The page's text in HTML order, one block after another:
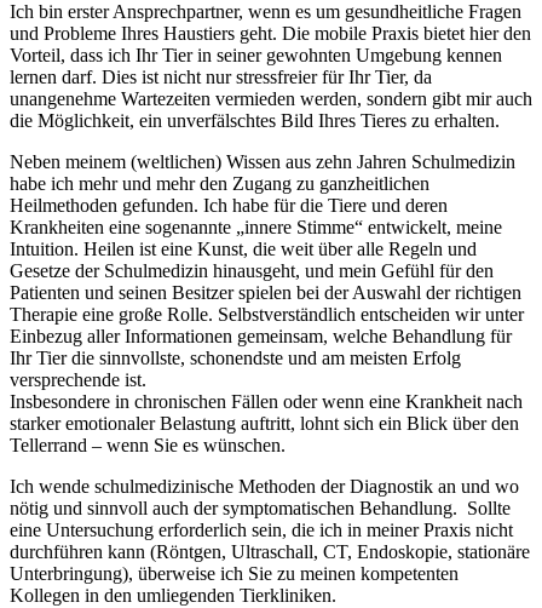
Ich bin erster Ansprechpartner, wenn es um gesundheitliche Fragen
und Probleme Ihres Haustiers geht. Die mobile Praxis bietet hier den
Vorteil, dass ich Ihr Tier in seiner gewohnten Umgebung kennen
lernen darf. Dies ist nicht nur stressfreier für Ihr Tier, da
unangenehme Wartezeiten vermieden werden, sondern gibt mir auch
die Möglichkeit, ein unverfälschtes Bild Ihres Tieres zu erhalten.
Neben meinem (weltlichen) Wissen aus zehn Jahren Schulmedizin
habe ich mehr und mehr den Zugang zu ganzheitlichen
Heilmethoden gefunden. Ich habe für die Tiere und deren
Krankheiten eine sogenannte „innere Stimme“ entwickelt, meine
Intuition. Heilen ist eine Kunst, die weit über alle Regeln und
Gesetze der Schulmedizin hinausgeht, und mein Gefühl für den
Patienten und seinen Besitzer spielen bei der Auswahl der richtigen
Therapie eine große Rolle. Selbstverständlich entscheiden wir unter
Einbezug aller Informationen gemeinsam, welche Behandlung für
Ihr Tier die sinnvollste, schonendste und am meisten Erfolg
versprechende ist.
Insbesondere in chronischen Fällen oder wenn eine Krankheit nach
starker emotionaler Belastung auftritt, lohnt sich ein Blick über den
Tellerrand – wenn Sie es wünschen.
Ich wende schulmedizinische Methoden der Diagnostik an und wo
nötig und sinnvoll auch der symptomatischen Behandlung. Sollte
eine Untersuchung erforderlich sein, die ich in meiner Praxis nicht
durchführen kann (Röntgen, Ultraschall, CT, Endoskopie, stationäre
Unterbringung), überweise ich Sie zu meinen kompetenten
Kollegen in den umliegenden Tierkliniken.